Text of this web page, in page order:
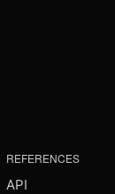
REFERENCES
API